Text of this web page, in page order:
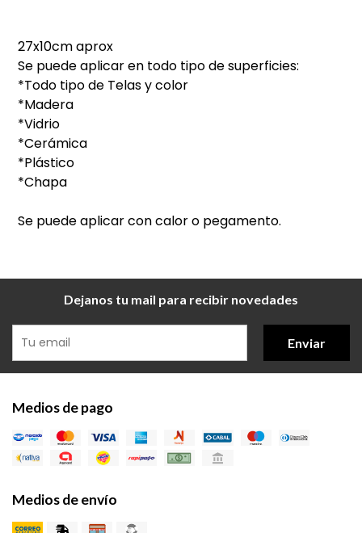
27x10cm aprox
Se puede aplicar en todo tipo de superficies:
*Todo tipo de Telas y color
*Madera
*Vidrio
*Cerámica
*Plástico
*Chapa
Se puede aplicar con calor o pegamento.
Dejanos tu mail para recibir novedades
Enviar
Medios de pago
Medios de envío